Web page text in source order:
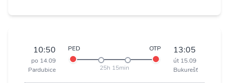
10:50
po 14.09
Pardubice
PED OTP
25h 15min
13:05
út 15.09
Bukurešť